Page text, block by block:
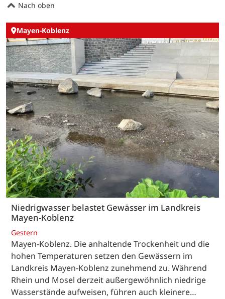
Nach oben
Mayen-Koblenz
Niedrigwasser belastet Gewässer im Landkreis
Mayen-Koblenz
Gestern
Mayen-Koblenz. Die anhaltende Trockenheit und die
hohen Temperaturen setzen den Gewässern im
Landkreis Mayen-Koblenz zunehmend zu. Während
Rhein und Mosel derzeit außergewöhnlich niedrige
Wasserstände aufweisen, führen auch kleinere…